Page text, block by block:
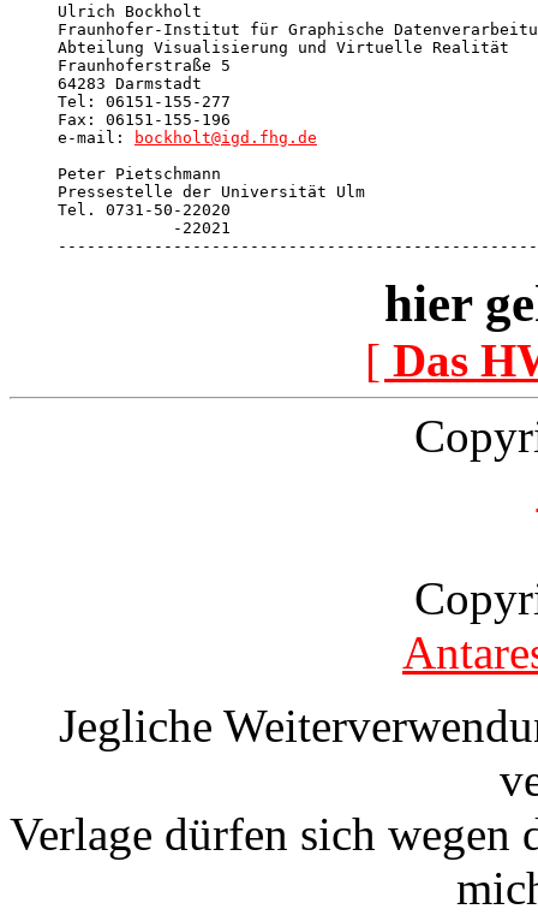
Ulrich Bockholt
Fraunhofer-Institut für Graphische
Abteilung Visualisierung und Virtuelle Realität
Fraunhoferstraße 5
64283 Darmstadt
Tel: 06151-155-277
Fax: 06151-155-196
e-mail:
bockholt@igd.fhg.de
Peter Pietschmann
Pressestelle der Universität Ulm
Tel. 0731-50-22020
            -22021
hier
[ Das
Jegliche
Verlage dürfen sich wegen